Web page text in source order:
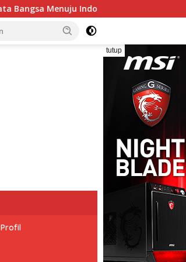
Pemerintah Indonesia dan
tutup
Profil